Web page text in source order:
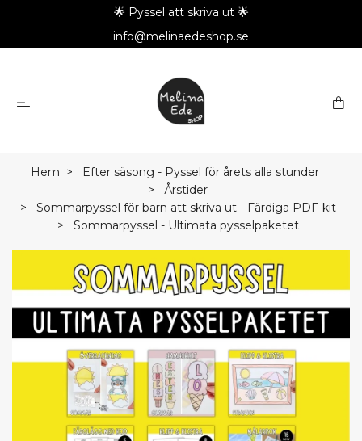
🌟 Pyssel att skriva ut 🌟
info@melinaedeshop.se
Hem
Efter säsong - Pyssel för årets alla stunder
Årstider
Sommarpyssel för barn att skriva ut - Färdiga PDF-kit
Sommarpyssel - Ultimata pysselpaketet